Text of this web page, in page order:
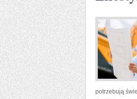
potrzebują